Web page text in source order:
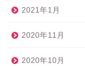
2021年1月
2020年11月
2020年10月